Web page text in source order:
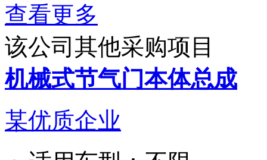
查看更多
该公司其他采购项目
机械式节气门本体总成
某优质企业